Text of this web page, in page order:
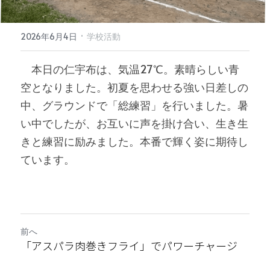
2026年6月4日 · 学校活動
本日の仁宇布は、気温27℃。素晴らしい青
空となりました。初夏を思わせる強い日差しの
中、グラウンドで「総練習」を行いました。暑
い中でしたが、お互いに声を掛け合い、生き生
きと練習に励みました。本番で輝く姿に期待し
ています。
前へ
「アスパラ肉巻きフライ」でパワーチャージ